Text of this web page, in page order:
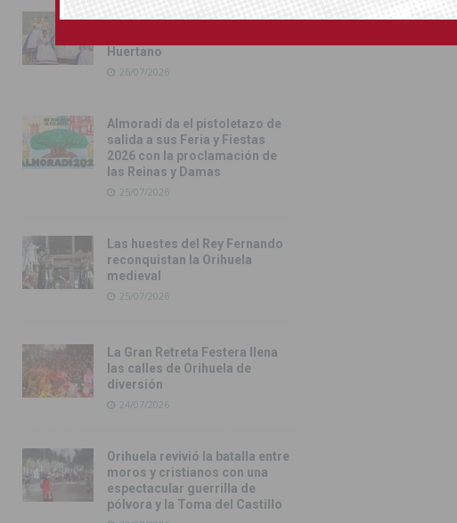
Almoradí presume de raíces
Huertano
26/07/2026
Almoradí da el pistoletazo de
salida a sus Feria y Fiestas
2026 con la proclamación de
las Reinas y Damas
25/07/2026
Las huestes del Rey Fernando
reconquistan la Orihuela
medieval
25/07/2026
La Gran Retreta Festera llena
las calles de Orihuela de
diversión
24/07/2026
Orihuela revivió la batalla entre
moros y cristianos con una
espectacular guerrilla de
pólvora y la Toma del Castillo